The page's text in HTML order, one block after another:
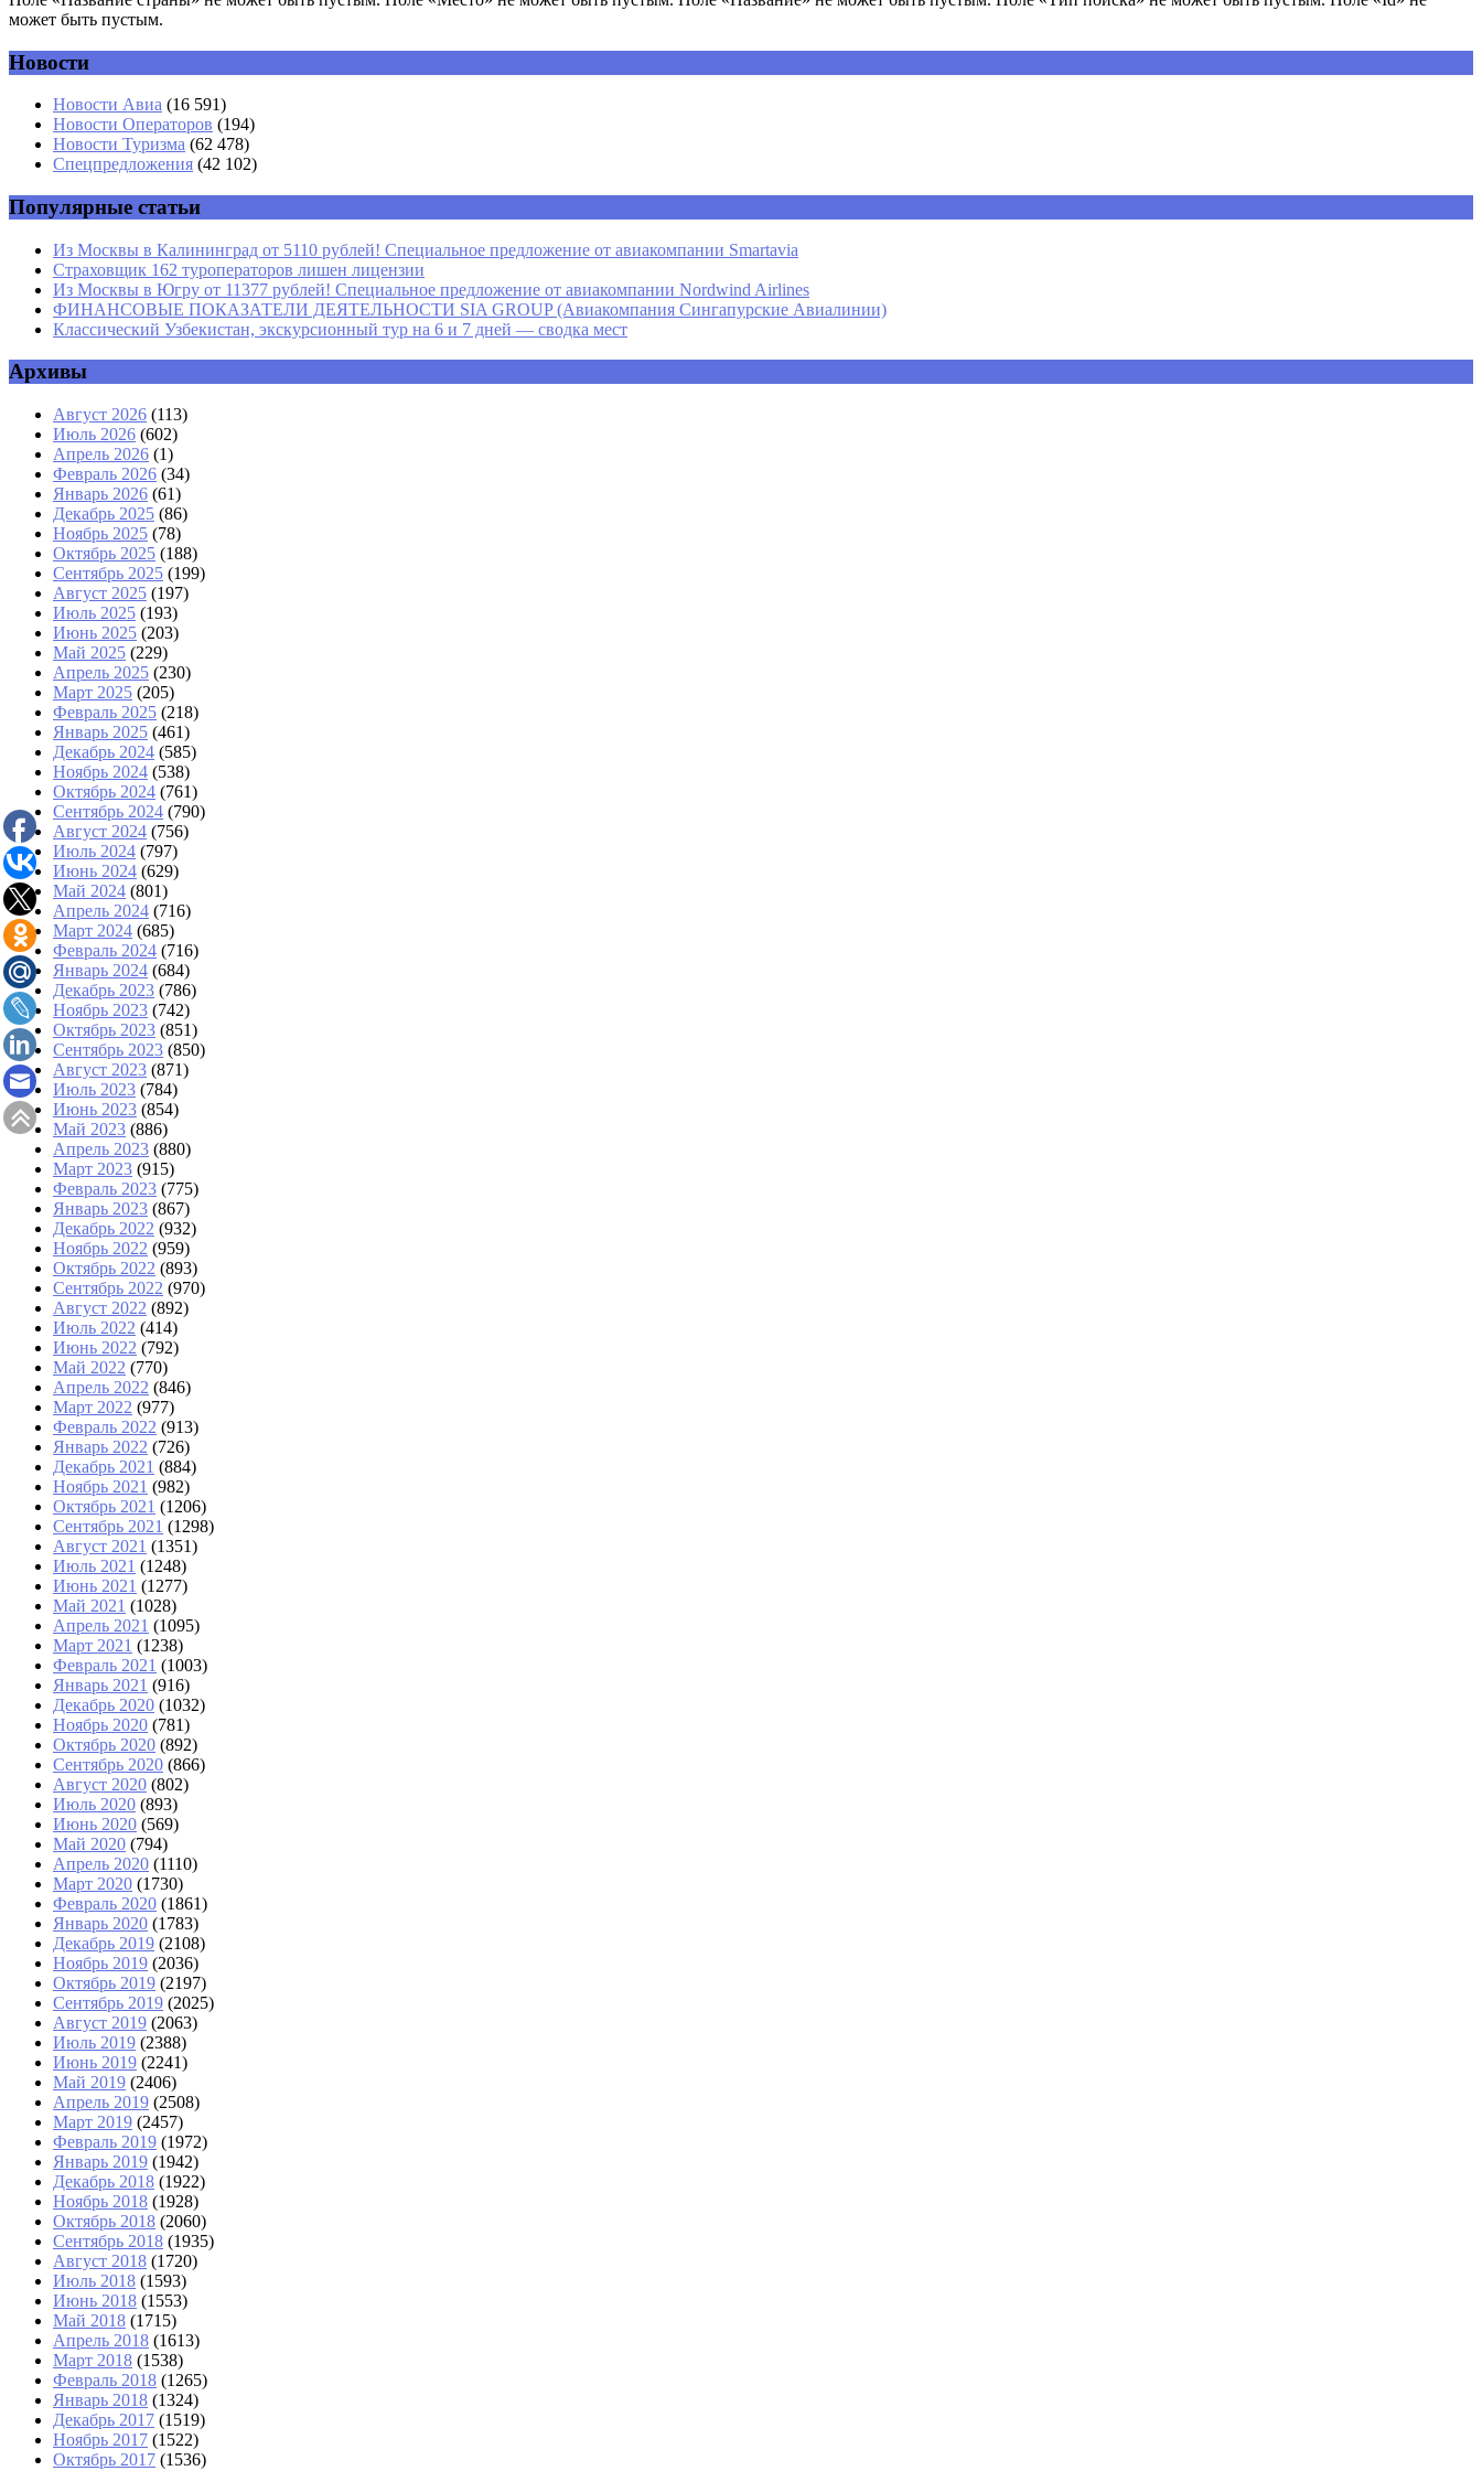
Комментарий
Имя *
Email*
может быть пустым.
Новости
Новости Авиа (16 591)
Новости Операторов (194)
Новости Туризма (62 478)
Спецпредложения (42 102)
Популярные статьи
Из Москвы в Калининград от 5110 рублей! Специальное предложение от авиакомпании Smartavia
Страховщик 162 туроператоров лишен лицензии
Из Москвы в Югру от 11377 рублей! Специальное предложение от авиакомпании Nordwind Airlines
ФИНАНСОВЫЕ ПОКАЗАТЕЛИ ДЕЯТЕЛЬНОСТИ SIA GROUP (Авиакомпания Сингапурские Авиалинии)
Классический Узбекистан, экскурсионный тур на 6 и 7 дней — сводка мест
Архивы
Август 2026 (113)
Июль 2026 (602)
Апрель 2026 (1)
Февраль 2026 (34)
Январь 2026 (61)
Декабрь 2025 (86)
Ноябрь 2025 (78)
Октябрь 2025 (188)
Сентябрь 2025 (199)
Август 2025 (197)
Июль 2025 (193)
Июнь 2025 (203)
Май 2025 (229)
Апрель 2025 (230)
Март 2025 (205)
Февраль 2025 (218)
Январь 2025 (461)
Декабрь 2024 (585)
Ноябрь 2024 (538)
Октябрь 2024 (761)
Сентябрь 2024 (790)
Август 2024 (756)
Июль 2024 (797)
Июнь 2024 (629)
Май 2024 (801)
Апрель 2024 (716)
Март 2024 (685)
Февраль 2024 (716)
Январь 2024 (684)
Декабрь 2023 (786)
Ноябрь 2023 (742)
Октябрь 2023 (851)
Сентябрь 2023 (850)
Август 2023 (871)
Июль 2023 (784)
Июнь 2023 (854)
Май 2023 (886)
Апрель 2023 (880)
Март 2023 (915)
Февраль 2023 (775)
Январь 2023 (867)
Декабрь 2022 (932)
Ноябрь 2022 (959)
Октябрь 2022 (893)
Сентябрь 2022 (970)
Август 2022 (892)
Июль 2022 (414)
Июнь 2022 (792)
Май 2022 (770)
Апрель 2022 (846)
Март 2022 (977)
Февраль 2022 (913)
Январь 2022 (726)
Декабрь 2021 (884)
Ноябрь 2021 (982)
Октябрь 2021 (1206)
Сентябрь 2021 (1298)
Август 2021 (1351)
Июль 2021 (1248)
Июнь 2021 (1277)
Май 2021 (1028)
Апрель 2021 (1095)
Март 2021 (1238)
Февраль 2021 (1003)
Январь 2021 (916)
Декабрь 2020 (1032)
Ноябрь 2020 (781)
Октябрь 2020 (892)
Сентябрь 2020 (866)
Август 2020 (802)
Июль 2020 (893)
Июнь 2020 (569)
Май 2020 (794)
Апрель 2020 (1110)
Март 2020 (1730)
Февраль 2020 (1861)
Январь 2020 (1783)
Декабрь 2019 (2108)
Ноябрь 2019 (2036)
Октябрь 2019 (2197)
Сентябрь 2019 (2025)
Август 2019 (2063)
Июль 2019 (2388)
Июнь 2019 (2241)
Май 2019 (2406)
Апрель 2019 (2508)
Март 2019 (2457)
Февраль 2019 (1972)
Январь 2019 (1942)
Декабрь 2018 (1922)
Ноябрь 2018 (1928)
Октябрь 2018 (2060)
Сентябрь 2018 (1935)
Август 2018 (1720)
Июль 2018 (1593)
Июнь 2018 (1553)
Май 2018 (1715)
Апрель 2018 (1613)
Март 2018 (1538)
Февраль 2018 (1265)
Январь 2018 (1324)
Декабрь 2017 (1519)
Ноябрь 2017 (1522)
Октябрь 2017 (1536)